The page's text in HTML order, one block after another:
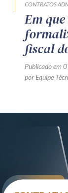
CONTRATOS
Em
fiscal
Publicado em
por Equipe